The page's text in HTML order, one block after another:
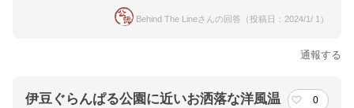
Behind The Lineさんの回答（投稿日：2024/1/ 1）
通報する
伊豆ぐらんぱる公園に近いお洒落な洋風温
0